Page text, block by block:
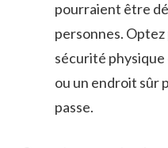
pourraient être
personnes.
sécurité
ou un endroit sûr
passe.